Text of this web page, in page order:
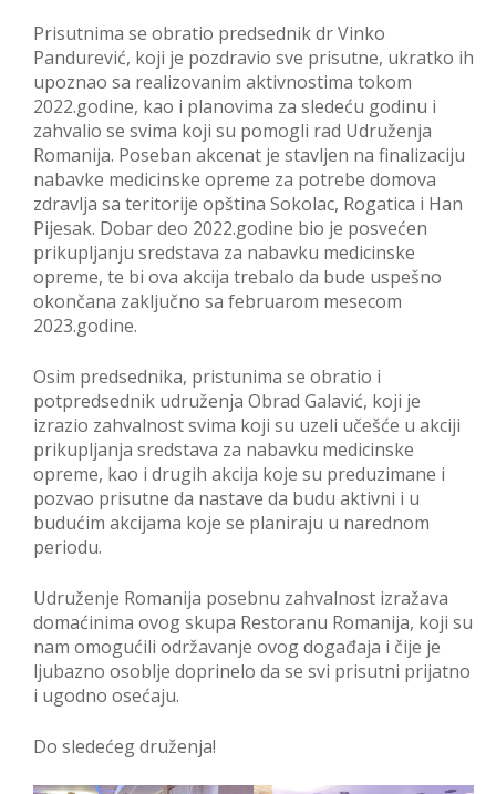
Prisutnima se obratio predsednik dr Vinko
Pandurević, koji je pozdravio sve prisutne, ukratko ih
upoznao sa realizovanim aktivnostima tokom
2022.godine, kao i planovima za sledeću godinu i
zahvalio se svima koji su pomogli rad Udruženja
Romanija. Poseban akcenat je stavljen na finalizaciju
nabavke medicinske opreme za potrebe domova
zdravlja sa teritorije opština Sokolac, Rogatica i Han
Pijesak. Dobar deo 2022.godine bio je posvećen
prikupljanju sredstava za nabavku medicinske
opreme, te bi ova akcija trebalo da bude uspešno
okončana zaključno sa februarom mesecom
2023.godine.
Osim predsednika, pristunima se obratio i
potpredsednik udruženja Obrad Galavić, koji je
izrazio zahvalnost svima koji su uzeli učešće u akciji
prikupljanja sredstava za nabavku medicinske
opreme, kao i drugih akcija koje su preduzimane i
pozvao prisutne da nastave da budu aktivni i u
budućim akcijama koje se planiraju u narednom
periodu.
Udruženje Romanija posebnu zahvalnost izražava
domaćinima ovog skupa Restoranu Romanija, koji su
nam omogućili održavanje ovog događaja i čije je
ljubazno osoblje doprinelo da se svi prisutni prijatno
i ugodno osećaju.
Do sledećeg druženja!